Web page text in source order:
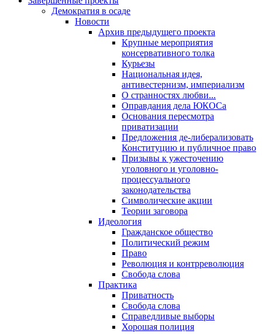
Демократия в осаде
Новости
Архив предыдущего проекта
Крупные мероприятия
консервативного толка
Курьезы
Национальная идея,
антивестернизм, империализм
О странностях любви...
Оправдания дела ЮКОСа
Основания пересмотра
приватизации
Предложения де-либерализовать
Конституцию и публичное право
Призывы к ужесточению
уголовного и уголовно-
процессуального
законодательства
Символические акции
Теории заговора
Идеология
Гражданское общество
Политический режим
Право
Революция и контрреволюция
Свобода слова
Практика
Приватность
Свобода слова
Справедливые выборы
Хорошая полиция